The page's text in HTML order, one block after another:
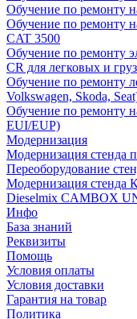
Обучение по ремонту
Обучение по ремонту
CAT 3500
Обучение по ремонту
CR для легковых и
Обучение по ремонту
Volkswagen, Skoda,
Обучение по ремонту
EUI/EUP)
Модернизация
Модернизация стенда
Переоборудование
Модернизация стенда
Dieselmix CAMBOX
Инфо
База знаний
Реквизиты
Помощь
Условия оплаты
Условия доставки
Гарантия на товар
Политика